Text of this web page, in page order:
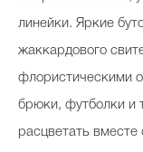
линейки. Яркие
жаккардового
флористическими
брюки, футболки и
расцветать